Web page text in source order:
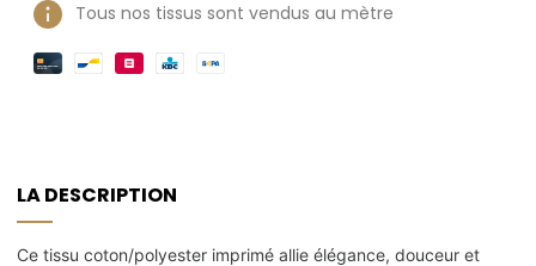
Tous nos tissus sont vendus au mètre
LA DESCRIPTION
Ce tissu coton/polyester imprimé allie élégance, douceur et